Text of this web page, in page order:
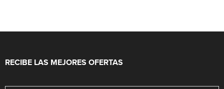
RECIBE LAS MEJORES OFERTAS